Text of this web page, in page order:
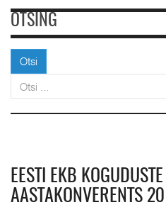
OTSING
Otsi
EESTI EKB
AASTAKONVERENTS